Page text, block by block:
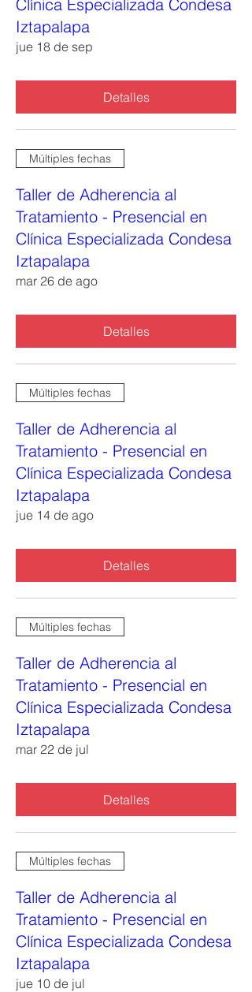
Clínica Especializada Condesa
Iztapalapa
jue 18 de sep
Detalles
Múltiples fechas
Taller de Adherencia al
Tratamiento - Presencial en
Clínica Especializada Condesa
Iztapalapa
mar 26 de ago
Detalles
Múltiples fechas
Taller de Adherencia al
Tratamiento - Presencial en
Clínica Especializada Condesa
Iztapalapa
jue 14 de ago
Detalles
Múltiples fechas
Taller de Adherencia al
Tratamiento - Presencial en
Clínica Especializada Condesa
Iztapalapa
mar 22 de jul
Detalles
Múltiples fechas
Taller de Adherencia al
Tratamiento - Presencial en
Clínica Especializada Condesa
Iztapalapa
jue 10 de jul